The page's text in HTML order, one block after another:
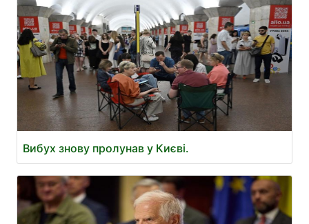
Вибух знову пролунав у Києві.